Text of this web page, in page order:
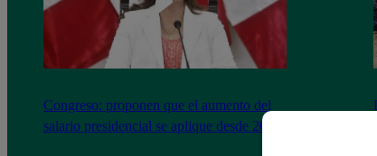
Congreso: proponen que el aumento del
salario presidencial se aplique desde 2026